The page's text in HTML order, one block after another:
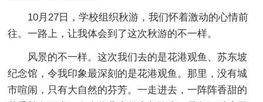
10月27日，学校组织秋游，我们怀着激动的心情前
往。一路上，让我体会到了这次秋游的不一样。
风景的不一样。这次我们去的是花港观鱼、苏东坡
纪念馆，令我印象最深刻的是花港观鱼。那里，没有城
市喧闹，只有大自然的芬芳。一走进去，一阵阵香甜的